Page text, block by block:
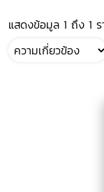
แสดงข้อมูล 1 ถึง 1